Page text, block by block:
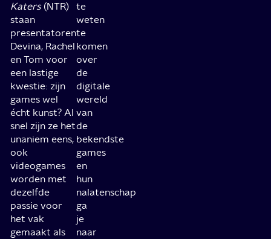
Katers (NTR)
staan
presentatoren
Devina, Rachel
en Tom voor
een lastige
kwestie: zijn
games wel
écht kunst? Al
snel zijn ze het
unaniem eens,
ook
videogames
worden met
dezelfde
passie voor
het vak
gemaakt als
te
weten
te
komen
over
de
digitale
wereld
van
de
bekendste
games
en
hun
nalatenschap
ga
je
naar